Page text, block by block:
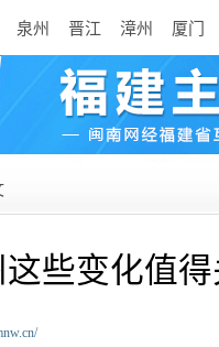
泉州 晋江 漳州 厦门
些变化值